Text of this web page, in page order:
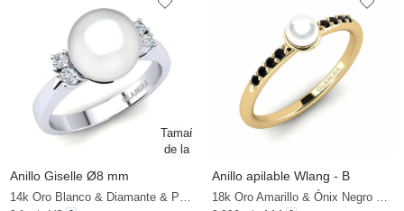
Anillo Giselle Ø8 mm
14k Oro Blanco & Diamante & Perla blanca
Anillo apilable Wlang - B
18k Oro Amarillo & Ónix Negro & Perla blanca